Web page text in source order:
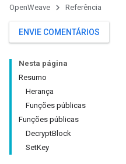
OpenWeave Referência
ENVIE COMENTÁRIOS
Nesta página
Resumo
Herança
Funções públicas
Funções públicas
DecryptBlock
SetKey